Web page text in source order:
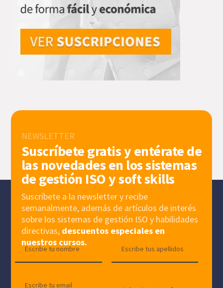
NEWSLETTER
Suscríbete gratis y entérate de
las novedades en los sistemas
de gestión ISO y soft skills
Suscríbete a la newsletter y recibe
semanalmente, además de artículos de interés
sobre los sistemas de gestión ISO y habilidades
directivas, descuentos especiales en
nuestros cursos.